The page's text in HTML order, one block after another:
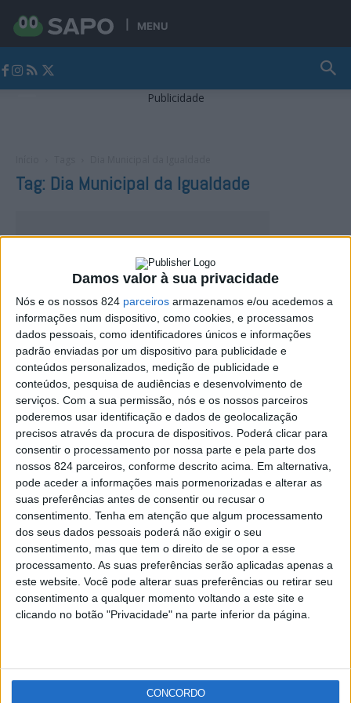
Damos valor à sua privacidade
Nós e os nossos 824 parceiros armazenamos e/ou acedemos a
informações num dispositivo, como cookies, e processamos
dados pessoais, como identificadores únicos e informações
padrão enviadas por um dispositivo para publicidade e
conteúdos personalizados, medição de publicidade e
conteúdos, pesquisa de audiências e desenvolvimento de
serviços. Com a sua permissão, nós e os nossos parceiros
poderemos usar identificação e dados de geolocalização
precisos através da procura de dispositivos. Poderá clicar para
consentir o processamento por nossa parte e pela parte dos
nossos 824 parceiros, conforme descrito acima. Em alternativa,
pode aceder a informações mais pormenorizadas e alterar as
suas preferências antes de consentir ou recusar o
consentimento. Tenha em atenção que algum processamento
dos seus dados pessoais poderá não exigir o seu
consentimento, mas que tem o direito de se opor a esse
processamento. As suas preferências serão aplicadas apenas a
este website. Você pode alterar suas preferências ou retirar seu
consentimento a qualquer momento voltando a este site e
clicando no botão "Privacidade" na parte inferior da página.
CONCORDO
MENU
Publicidade
Tag: Dia Municipal da Igualdade
Teatro regressa a Avis com “Silêncios e tanta
gente”
Redacção - 20 de Outubro, 2021
Publicidade
Publicidade
RSS X